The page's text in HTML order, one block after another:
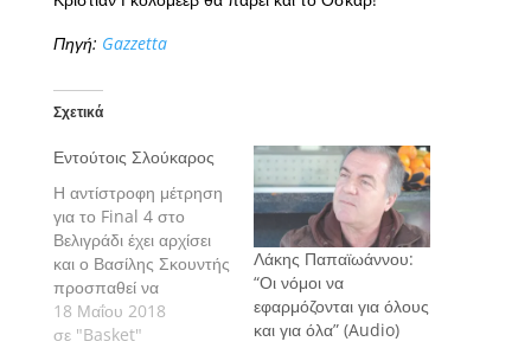
Πηγή: Gazzetta
Σχετικά
Εντούτοις Σλούκαρος
Η αντίστροφη μέτρηση
για το Final 4 στο
Βελιγράδι έχει αρχίσει
και ο Βασίλης Σκουντής
προσπαθεί να
αφουγκραστεί τα
εσώψυχα των δυο
18 Μαΐου 2018
σε "Basket"
Λάκης Παπαϊωάννου:
“Οι νόμοι να
εφαρμόζονται για όλους
και για όλα” (Audio)